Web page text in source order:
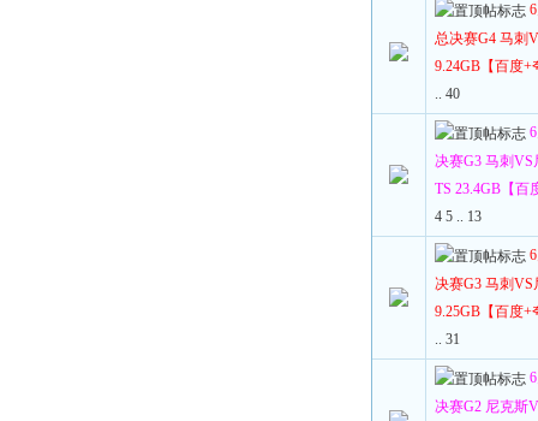
总决赛G4 马刺
9.24GB【百度+
..40
决赛G3 马刺VS
TS 23.4GB【百
4 5 13
决赛G3 马刺VS
9.25GB【百度+
..31
决赛G2 尼克斯